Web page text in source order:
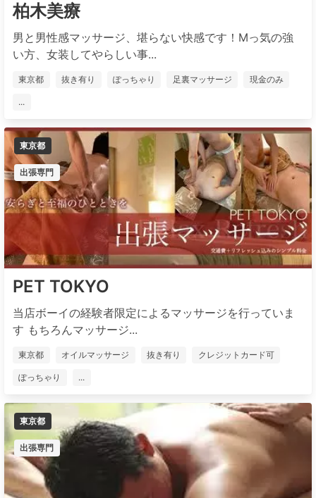
柏木美療
男と男性感マッサージ、堪らない快感です！Mっ気の強
い方、女装してやらしい事...
東京都 抜き有り ぽっちゃり 足裏マッサージ 現金のみ
...
東京都
出張専門
PET TOKYO
当店ボーイの経験者限定によるマッサージを行っていま
す もちろんマッサージ...
東京都 オイルマッサージ 抜き有り クレジットカード可
ぽっちゃり ...
東京都
出張専門